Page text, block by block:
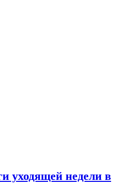
уходящей недели в